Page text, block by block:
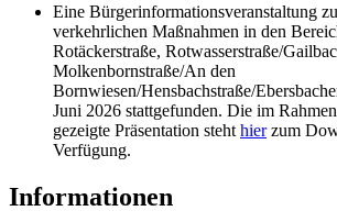
Eine Bürgerinformationsveranstaltung
verkehrlichen Maßnahmen in den
Rotäckerstraße, Rotwasserstraße/
Molkenbornstraße/An den
Bornwiesen/Hensbachstraße/
Juni 2026 stattgefunden. Die im
gezeigte Präsentation steht hierzum
Verfügung.
Informationen